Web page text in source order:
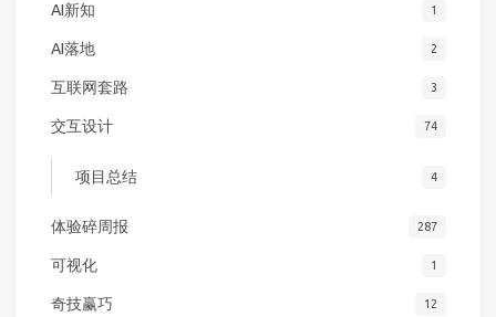
AI新知 1
AI落地 2
互联网套路 3
交互设计 74
项目总结 4
体验碎周报 287
可视化 1
奇技赢巧 12